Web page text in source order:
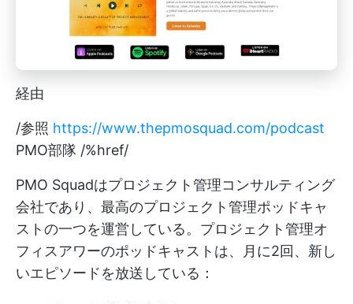
経由
/参照 https://www.thepmosquad.com/podcast
PMO部隊 /%href/
PMO Squadはプロジェクト管理コンサルティング
会社であり、最高のプロジェクト管理ポッドキャ
ストの一つを運営している。プロジェクト管理オ
フィスアワーのポッドキャストは、月に2回、新し
いエピソードを放送している：